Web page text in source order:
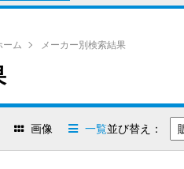
ム メーカー別検索結果
画像 一覧並び替え：